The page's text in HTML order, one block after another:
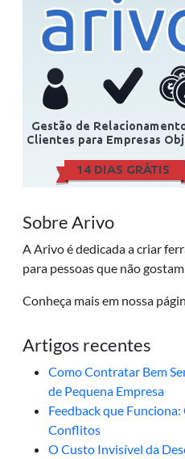
Sobre Arivo
A Arivo é dedicada a criar
para pessoas que não
Conheça mais em nossa
Artigos recentes
Como Contratar Bem
de Pequena Empresa
Feedback que
Conflitos
O Custo Invisível da